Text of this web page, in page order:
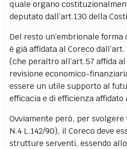
quale organo
deputato dall’art.130 della
Del resto un’embrionale
è già affidata al Coreco dall’art.
(che peraltro all’art.57 affida
revisione economico-
essere un utile supporto al
efficacia e di efficienza affidato
Ovviamente però, per
N.4 L.142/90), il Coreco deve
strutture serventi, essendo